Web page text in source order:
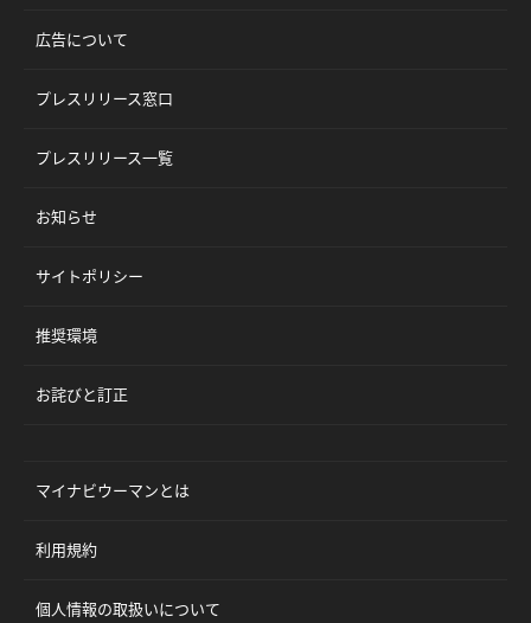
広告について
プレスリリース窓口
プレスリリース一覧
お知らせ
サイトポリシー
推奨環境
お詫びと訂正
マイナビウーマンとは
利用規約
個人情報の取扱いについて